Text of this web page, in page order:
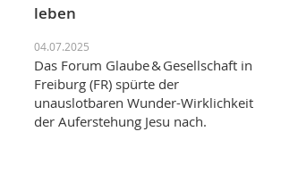
leben
04.07.2025
Das Forum Glaube & Gesellschaft in
Freiburg (FR) spürte der
unauslotbaren Wunder-Wirklichkeit
der Auferstehung Jesu nach.